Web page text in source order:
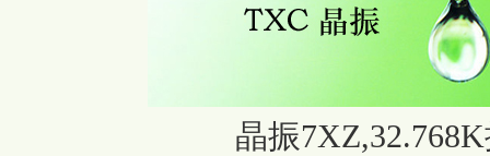
晶振7XZ,32.768K